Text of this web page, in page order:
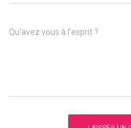
Qu’avez vous à l’esprit ?